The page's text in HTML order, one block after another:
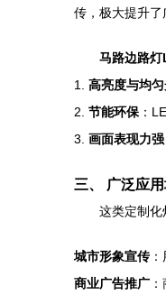
传，极大提升了
马路边路
1. 高亮度与均
2. 节能环保 ：
3. 画面表现力强
三、 广泛应
这类定制化
城市形象宣传
商业广告推广